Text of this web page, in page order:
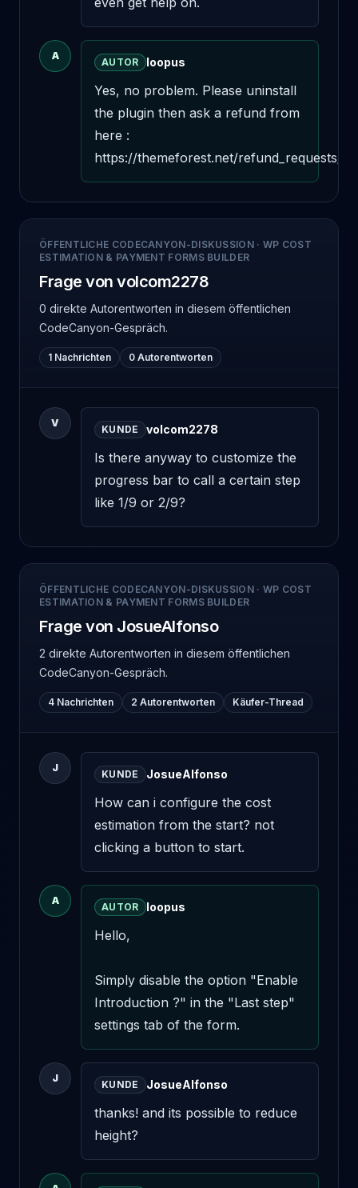
A
AUTOR loopus
Yes, no problem. Please uninstall
the plugin then ask a refund from
here :
https://themeforest.net/refund_requests/
ÖFFENTLICHE CODECANYON-DISKUSSION· WP COST
ESTIMATION & PAYMENT FORMS BUILDER
Frage von volcom2278
0 direkte Autorentworten in diesem öffentlichen
CodeCanyon-Gespräch.
1 Nachrichten 0 Autorentworten
V
KUNDE volcom2278
Is there anyway to customize the
progress bar to call a certain step
like 1/9 or 2/9?
ÖFFENTLICHE CODECANYON-DISKUSSION· WP COST
ESTIMATION & PAYMENT FORMS BUILDER
Frage von JosueAlfonso
2 direkte Autorentworten in diesem öffentlichen
CodeCanyon-Gespräch.
4 Nachrichten 2 Autorentworten Käufer-Thread
J
KUNDE JosueAlfonso
How can i configure the cost
estimation from the start? not
clicking a button to start.
A
AUTOR loopus
Hello,
Simply disable the option "Enable
Introduction ?" in the "Last step"
settings tab of the form.
J
KUNDE JosueAlfonso
thanks! and its possible to reduce
height?